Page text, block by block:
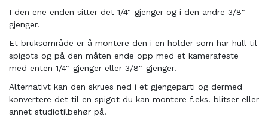
I den ene enden sitter det 1/4"-gjenger og i den andre 3/8"-
gjenger.
Et bruksområde er å montere den i en holder som har hull til
spigots og på den måten ende opp med et kamerafeste
med enten 1/4"-gjenger eller 3/8"-gjenger.
Alternativt kan den skrues ned i et gjengeparti og dermed
konvertere det til en spigot du kan montere f.eks. blitser eller
annet studiotilbehør på.